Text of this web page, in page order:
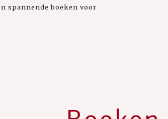
spannende boeken voor